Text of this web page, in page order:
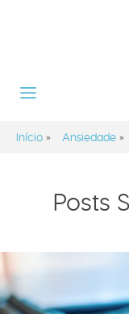
Início » Ansiedade »
Posts